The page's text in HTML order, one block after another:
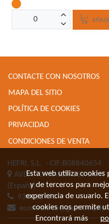
CONTACTE CON NOSOTROS
MAPA DEL SITIO
POLÍTICA DE COOKIES
PRIVACIDAD
CONDICIONES DE VENTA
HEFRI, S.L. - CIF:B08840654
AVDA TORRASSA 116SANT
(España)
934622471
Esta web utiliza cookies
y de terceros para
experiencia de usuario.
cookies nos permite
Encontrará más